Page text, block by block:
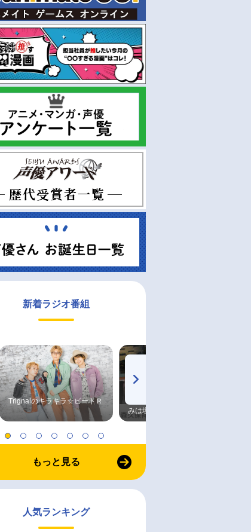
新着ラジオ番組
Trignalのキラキラ☆ビートＲ
みは塩だけ
もっと見る
人気ランキング